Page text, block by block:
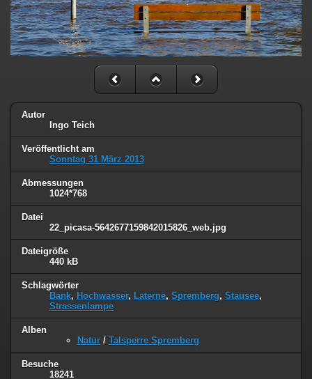
Autor
Ingo Teich
Veröffentlicht am
Sonntag 31 März 2013
Abmessungen
1024*768
Datei
22_picasa-5642677159842015826_web.jpg
Dateigröße
440 kB
Schlagwörter
Bank, Hochwasser, Laterne, Spremberg, Stausee,
Strassenlampe
Alben
Natur / Talsperre Spremberg
Besuche
18241